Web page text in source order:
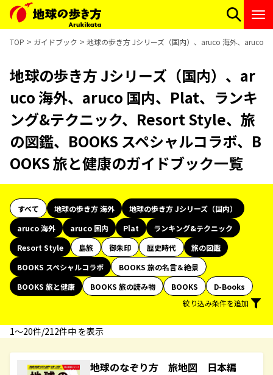
TOP ガイドブック 地球の歩き方 Jシリーズ（国内）、aruco 海外、aruco
地球の歩き方 Jシリーズ（国内）、ar
uco 海外、aruco 国内、Plat、ランキ
ング&テクニック、Resort Style、旅
の図鑑、BOOKS スペシャルコラボ、B
OOKS 旅と健康のガイドブック一覧
すべて 地球の歩き方 海外
地球の歩き方 Jシリーズ（国内）
aruco 海外
aruco 国内 Plat
ランキング&テクニック
Resort Style
島旅 御朱印 歴史時代
旅の図鑑
BOOKS スペシャルコラボ
BOOKS 旅の名言＆絶景
BOOKS 旅と健康
BOOKS 旅の読み物 BOOKS
D-Books
絞り込み条件を追加
1〜20件/212件中 を表示
地球のなぞり方 旅地図 日本編